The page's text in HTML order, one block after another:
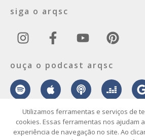
siga o arqsc
ouça o podcast arqsc
sobre contato envie seu projeto
Utilizamos ferramentas e serviços de
cookies. Essas ferramentas nos ajudam
experiência de navegação no site. Ao